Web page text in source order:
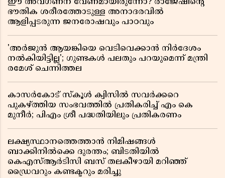
ഈ അവഗണന വേണമായിരുന്നോ? രാജേഷിൻ്റെ
ഭൗതിക ശരീരത്തോടുള്ള അനാദരവിൽ
ആളിപ്പടരുന്ന ജനരോഷവും പാഠവും
'അർജുൻ ആയങ്കിയെ വെടിവെക്കാൻ നിർദേശം
നൽകിയിട്ടില്ല'; ഗുണ്ടകൾ പലതും പറയുമെന്ന് മന്ത്രി
രമേശ് ചെന്നിത്തല
കാസർകോട് സ്കൂൾ ക്വിസിൽ സവർക്കറെ
പുകഴ്ത്തിയ സംഭവത്തിൽ പ്രതികരിച്ച് എം കെ
മുനീർ; പിഎം ശ്രീ പദ്ധതിയിലും പ്രതികരണം
ലക്ഷ്യസ്ഥാനത്തെത്താൻ നിമിഷങ്ങൾ
ബാക്കിനിൽക്കെ ദുരന്തം; ബിടതിയിൽ
കെഎസ്ആർടിസി ബസ് തലകീഴായി മറിഞ്ഞ്
ഡ്രൈവറും കണ്ടക്ടറും മരിച്ചു